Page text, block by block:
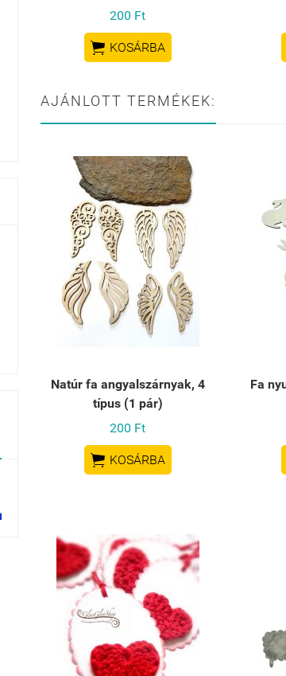
200 Ft
 KOSÁRBA
AJÁNLOTT TERMÉKEK:
Natúr fa angyalszárnyak, 4
típus (1 pár)
200 Ft
 KOSÁRBA
Fa